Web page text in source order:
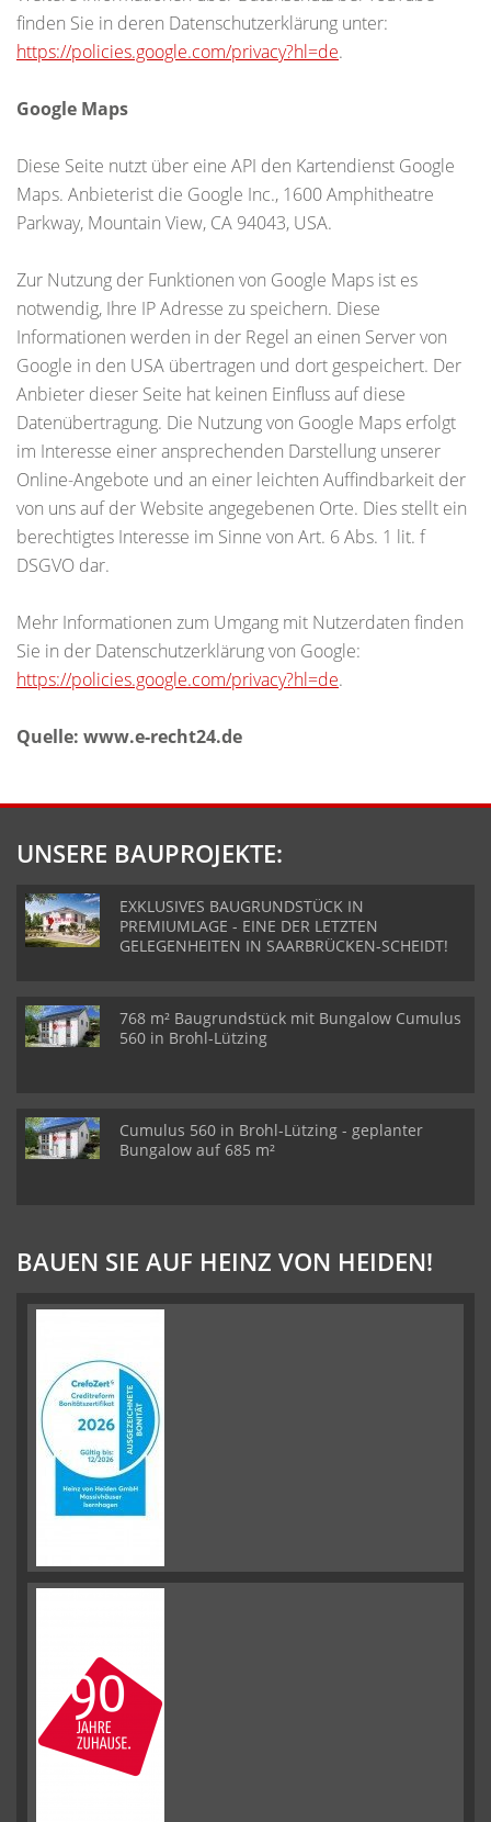
finden Sie in deren Datenschutzerklärung unter:
https://policies.google.com/privacy?hl=de.
Google Maps
Diese Seite nutzt über eine API den Kartendienst Google
Maps. Anbieterist die Google Inc., 1600 Amphitheatre
Parkway, Mountain View, CA 94043, USA.
Zur Nutzung der Funktionen von Google Maps ist es
notwendig, Ihre IP Adresse zu speichern. Diese
Informationen werden in der Regel an einen Server von
Google in den USA übertragen und dort gespeichert. Der
Anbieter dieser Seite hat keinen Einfluss auf diese
Datenübertragung. Die Nutzung von Google Maps erfolgt
im Interesse einer ansprechenden Darstellung unserer
Online-Angebote und an einer leichten Auffindbarkeit der
von uns auf der Website angegebenen Orte. Dies stellt ein
berechtigtes Interesse im Sinne von Art. 6 Abs. 1 lit. f
DSGVO dar.
Mehr Informationen zum Umgang mit Nutzerdaten finden
Sie in der Datenschutzerklärung von Google:
https://policies.google.com/privacy?hl=de.
Quelle: www.e-recht24.de
UNSERE BAUPROJEKTE:
EXKLUSIVES BAUGRUNDSTÜCK IN
PREMIUMLAGE - EINE DER LETZTEN
GELEGENHEITEN IN SAARBRÜCKEN-SCHEIDT!
768 m² Baugrundstück mit Bungalow Cumulus
560 in Brohl-Lützing
Cumulus 560 in Brohl-Lützing - geplanter
Bungalow auf 685 m²
BAUEN SIE AUF HEINZ VON HEIDEN!